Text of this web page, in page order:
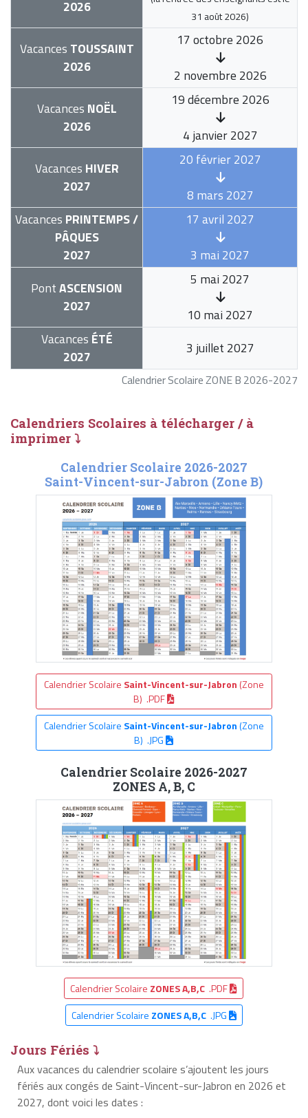
Calendrier Scolaire ZONE B 2026-2027
2026
31 août 2026)
Vacances TOUSSAINT
2026
17 octobre 2026
2 novembre 2026
Vacances NOËL
2026
19 décembre 2026
4 janvier 2027
Vacances HIVER
2027
20 février 2027
8 mars 2027
Vacances PRINTEMPS /
PÂQUES
2027
17 avril 2027
3 mai 2027
PontASCENSION
2027
5 mai 2027
10 mai 2027
Vacances ÉTÉ
2027
3 juillet 2027
Calendriers Scolaires à télécharger / à
imprimer ⤵
Calendrier Scolaire 2026-2027
Saint-Vincent-sur-Jabron (Zone B)
Calendrier Scolaire Saint-Vincent-sur-Jabron (Zone
B) .PDF
Calendrier Scolaire Saint-Vincent-sur-Jabron(Zone
B) .JPG
Calendrier Scolaire 2026-2027
ZONES A, B, C
Calendrier Scolaire ZONES A,B,C .PDF
Calendrier Scolaire ZONES A,B,C.JPG
Jours Fériés ⤵
Aux vacances du calendrier scolaire s’ajoutent les jours
fériés aux congés de Saint-Vincent-sur-Jabron en 2026 et
2027, dont voici les dates :